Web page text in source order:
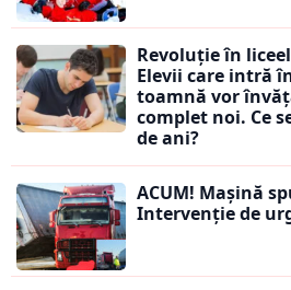
Revoluție în
Elevii care intră
toamnă vor
complet noi. Ce
de ani?
ACUM! Mașină
Intervenție de